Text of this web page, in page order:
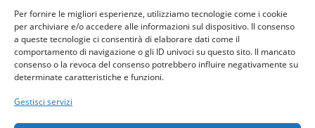
Per fornire le migliori esperienze, utilizziamo tecnologie come i cookie
per archiviare e/o accedere alle informazioni sul dispositivo. Il consenso
a queste tecnologie ci consentirà di elaborare dati come il
comportamento di navigazione o gli ID univoci su questo sito. Il mancato
consenso o la revoca del consenso potrebbero influire negativamente su
determinate caratteristiche e funzioni.
Gestisci servizi
Help desk
Guida rapida